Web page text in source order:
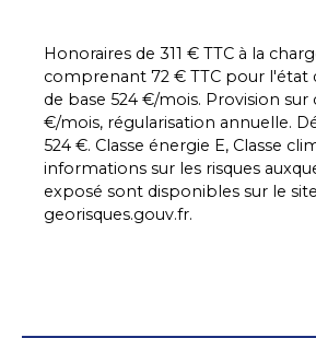
Honoraires de 311 € TTC à la
comprenant 72 € TTC pour l'état
de base 524 €/mois. Provision sur
€/mois, régularisation annuelle.
524 €. Classe énergie E, Classe
informations sur les risques
exposé sont disponibles sur le
georisques.gouv.fr.